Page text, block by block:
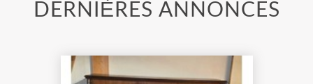
DERNIÈRES ANNONCES